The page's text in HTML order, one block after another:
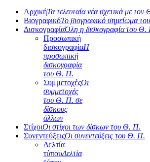
ΑρχικήΤα τελευταία νέα σχετικά με
ΒιογραφικόΤο βιογραφικό σημείωμα
ΔισκογραφίαΌλη η δισκογραφία του Θ.
Προσωπική
δισκογραφίαΗ
προσωπική
δισκογραφία
του Θ. Π.
ΣυμμετοχέςΟι
συμμετοχές
του Θ. Π. σε
δίσκους
άλλων
ΣτίχοιΟι στίχοι των δίσκων του Θ. Π.
ΣυνεντεύξειςΟι συνεντεύξεις του Θ. Π.
Δελτία
τύπουΔελτία